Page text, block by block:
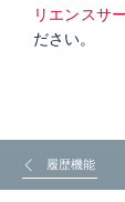
リエンスサ
ださい。
履歴機能